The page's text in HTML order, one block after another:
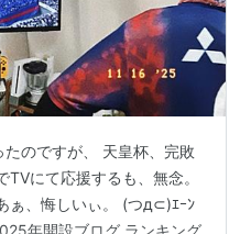
のですが、 天皇杯、完敗
にて応援するも、無念。
ぁ、悔しいぃ。 (つд⊂)ｴｰﾝ